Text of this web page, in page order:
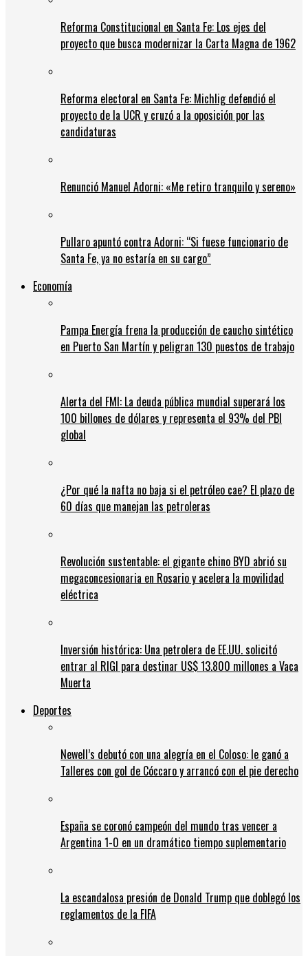
Reforma Constitucional en Santa Fe: Los ejes del
proyecto que busca modernizar la Carta Magna de 1962
Reforma electoral en Santa Fe: Michlig defendió el
proyecto de la UCR y cruzó a la oposición por las
candidaturas
Renunció Manuel Adorni: «Me retiro tranquilo y sereno»
Pullaro apuntó contra Adorni: “Si fuese funcionario de
Santa Fe, ya no estaría en su cargo”
Economía
Pampa Energía frena la producción de caucho sintético
en Puerto San Martín y peligran 130 puestos de trabajo
Alerta del FMI: La deuda pública mundial superará los
100 billones de dólares y representa el 93% del PBI
global
¿Por qué la nafta no baja si el petróleo cae? El plazo de
60 días que manejan las petroleras
Revolución sustentable: el gigante chino BYD abrió su
megaconcesionaria en Rosario y acelera la movilidad
eléctrica
Inversión histórica: Una petrolera de EE.UU. solicitó
entrar al RIGI para destinar US$ 13.800 millones a Vaca
Muerta
Deportes
Newell’s debutó con una alegría en el Coloso: le ganó a
Talleres con gol de Cóccaro y arrancó con el pie derecho
España se coronó campeón del mundo tras vencer a
Argentina 1-0 en un dramático tiempo suplementario
La escandalosa presión de Donald Trump que doblegó los
reglamentos de la FIFA